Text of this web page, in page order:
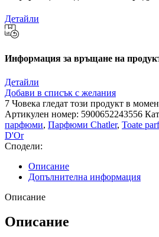
Детайли
Информация за връщане на
Детайли
Добави в списък с желания
7 Човека гледат този продукт в
Артикулен номер: 5900652243556
парфюми, Парфюми Chatler, Toate
D'Or
Сподели:
Описание
Допълнителна информация
Описание
Описание